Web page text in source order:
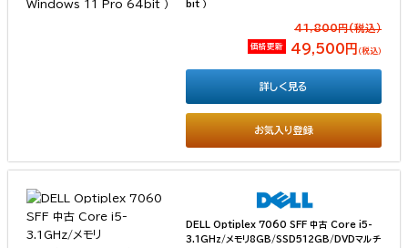
bit ）
41,800円(税込）
価格更新 49,500円 （税込）
お気入り登録
詳しく見る
DELL Optiplex 7060 SFF 中古 Core i5-
3.1GHz/メモリ8GB/SSD512GB/DVDマルチ